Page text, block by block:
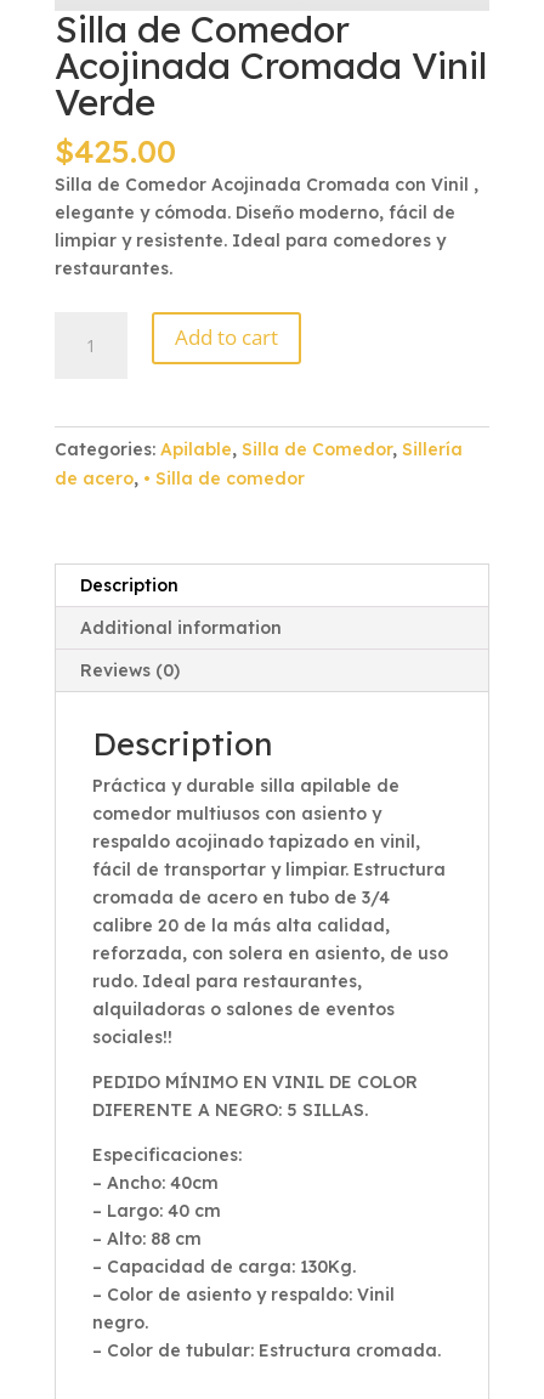
Silla de Comedor
Acojinada Cromada Vinil
Verde
$425.00
Silla de Comedor Acojinada Cromada con Vinil ,
elegante y cómoda. Diseño moderno, fácil de
limpiar y resistente. Ideal para comedores y
restaurantes.
Add to cart
Categories: Apilable, Silla de Comedor, Sillería
de acero, • Silla de comedor
Description
Additional information
Reviews (0)
Description
Práctica y durable silla apilable de
comedor multiusos con asiento y
respaldo acojinado tapizado en vinil,
fácil de transportar y limpiar. Estructura
cromada de acero en tubo de 3/4
calibre 20 de la más alta calidad,
reforzada, con solera en asiento, de uso
rudo. Ideal para restaurantes,
alquiladoras o salones de eventos
sociales!!
PEDIDO MÍNIMO EN VINIL DE COLOR
DIFERENTE A NEGRO: 5 SILLAS.
Especificaciones:
– Ancho: 40cm
– Largo: 40 cm
– Alto: 88 cm
– Capacidad de carga: 130Kg.
– Color de asiento y respaldo: Vinil
negro.
– Color de tubular: Estructura cromada.